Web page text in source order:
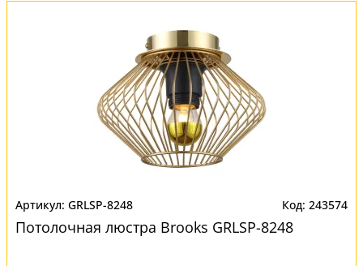
GRLSP-8248 243574
Потолочная люстра Brooks GRLSP-8248